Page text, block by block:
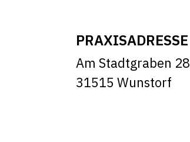
PRAXISADRESSE
Am Stadtgraben 28
31515 Wunstorf